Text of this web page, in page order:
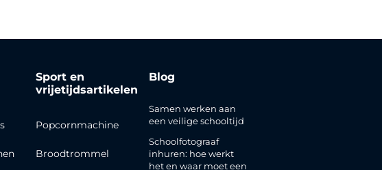
Sport en
vrijetijdsartikelen
Popcornmachine
Broodtrommel
Blog
Samen werken aan
een veilige schooltijd
Schoolfotograaf
inhuren: hoe werkt
het en waar moet een